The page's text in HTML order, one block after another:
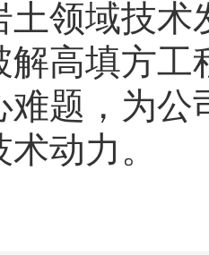
土领域技
解高填方工
难题，为公
动力。